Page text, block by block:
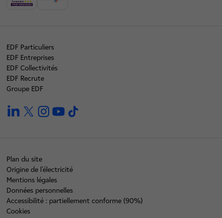
EDF Particuliers
EDF Entreprises
EDF Collectivités
EDF Recrute
Groupe EDF
linkedintwitterinstagramyoutube
Plan du site
Origine de l'électricité
Mentions légales
Données personnelles
Accessibilité : partiellement conforme (90%)
Cookies